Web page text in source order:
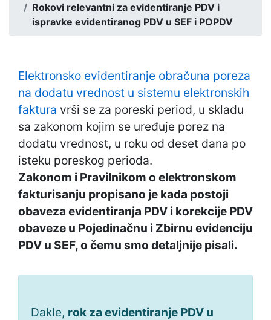
Rokovi relevantni za evidentiranje PDV i
ispravke evidentiranog PDV u SEF i POPDV
Elektronsko evidentiranje obračuna poreza
na dodatu vrednost u sistemu elektronskih
faktura vrši se za poreski period, u skladu
sa zakonom kojim se uređuje porez na
dodatu vrednost, u roku od deset dana po
isteku poreskog perioda.
Zakonom i Pravilnikom o elektronskom
fakturisanju propisano je kada postoji
obaveza evidentiranja PDV i korekcije PDV
obaveze u Pojedinačnu i Zbirnu evidenciju
PDV u SEF, o čemu smo detaljnije pisali.
Dakle, rok za evidentiranje PDV u